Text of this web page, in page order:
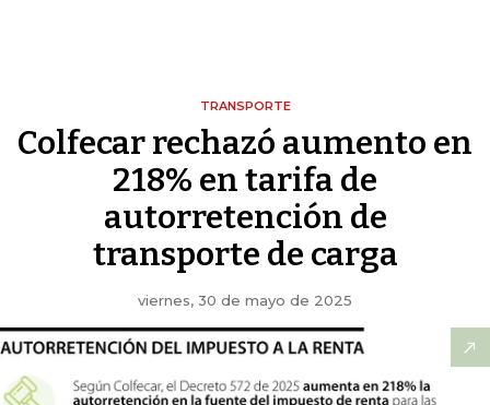
TRANSPORTE
Colfecar rechazó aumento en
218% en tarifa de
autorretención de
transporte de carga
viernes, 30 de mayo de 2025